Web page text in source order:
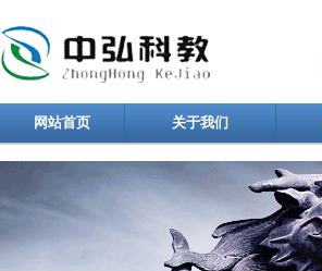
网站首页 关于我们